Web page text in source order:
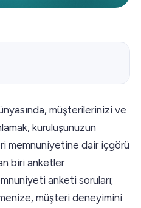
müşterilerinizi ve
kuruluşunuzun
memnuniyetine dair içgörü
biri anketler
anketi soruları;
müşteri deneyimini